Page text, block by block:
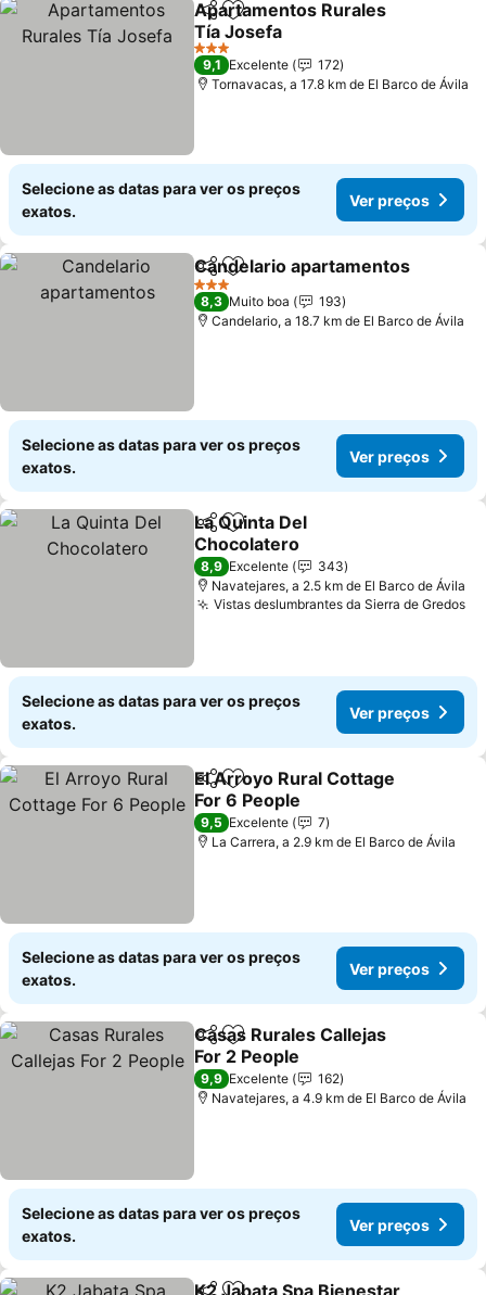
PartilharAdicionar aos favoritos
Apartamentos Rurales
Tía Josefa
Ver preços
3 Estrelas
9,1 Excelente
172
Tornavacas, a 17.8 km de El Barco de Ávila
Selecione as datas para ver os preços
exatos.
Ver preços
PartilharAdicionar aos favoritos
Candelario apartamentos
3 Estrelas
8,3 Muito boa
193
Candelario, a 18.7 km de El Barco de Ávila
Selecione as datas para ver os preços
exatos.
Ver preços
PartilharAdicionar aos favoritos
La Quinta Del
Chocolatero
Ver preços
8,9 Excelente
343
Navatejares, a 2.5 km de El Barco de Ávila
Vistas deslumbrantes da Sierra de Gredos
Selecione as datas para ver os preços
exatos.
Ver preços
PartilharAdicionar aos favoritos
El Arroyo Rural Cottage
For 6 People
Ver preços
9,5 Excelente
7
La Carrera, a 2.9 km de El Barco de Ávila
Selecione as datas para ver os preços
exatos.
Ver preços
PartilharAdicionar aos favoritos
Casas Rurales Callejas
For 2 People
Ver preços
9,9 Excelente
162
Navatejares, a 4.9 km de El Barco de Ávila
Selecione as datas para ver os preços
exatos.
Ver preços
K2 Jabata Spa Bienestar